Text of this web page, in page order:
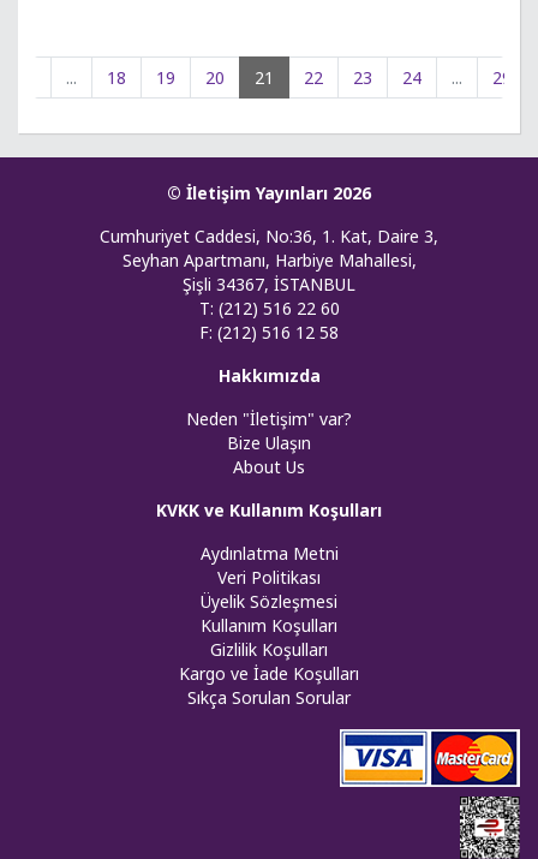
... 18 19 20 21 22 23 24 ... 29
© İletişim Yayınları 2026
Cumhuriyet Caddesi, No:36, 1. Kat, Daire 3,
Seyhan Apartmanı, Harbiye Mahallesi,
Şişli 34367, İSTANBUL
T: (212) 516 22 60
F: (212) 516 12 58
Hakkımızda
Neden "İletişim" var?
Bize Ulaşın
About Us
KVKK ve Kullanım Koşulları
Aydınlatma Metni
Veri Politikası
Üyelik Sözleşmesi
Kullanım Koşulları
Gizlilik Koşulları
Kargo ve İade Koşulları
Sıkça Sorulan Sorular